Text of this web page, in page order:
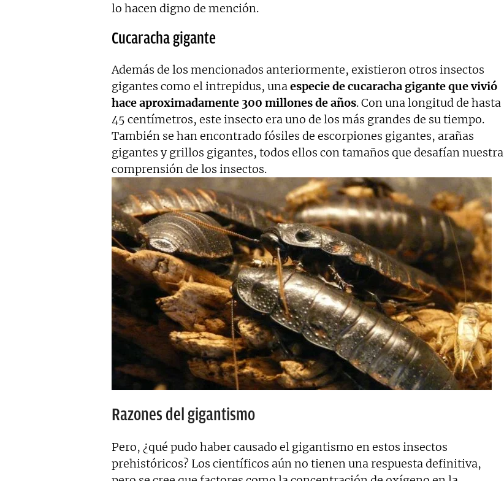
lo hacen digno de mención.
Cucaracha gigante
Además de los mencionados anteriormente, existieron otros insectos
gigantes como el intrepidus, unaespecie de cucaracha gigante que vivió
hace aproximadamente 300 millones de años. Con una longitud de hasta
45 centímetros, este insecto era uno de los más grandes de su tiempo.
También se han encontrado fósiles de escorpiones gigantes, arañas
gigantes y grillos gigantes, todos ellos con tamaños que desafían nuestra
comprensión de los insectos.
Razones del gigantismo
Pero, ¿qué pudo haber causado el gigantismo en estos insectos
prehistóricos? Los científicos aún no tienen una respuesta definitiva,